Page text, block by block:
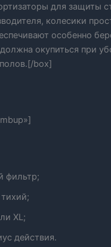
для защиты
колесики
особенно
окупиться при
box]
фильтр;
XL;
действия.